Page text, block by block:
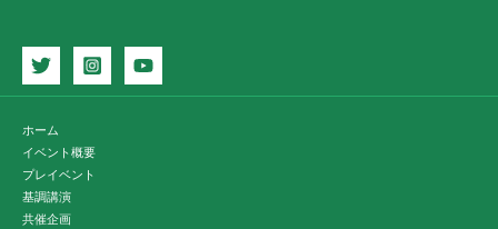
ホーム
イベント概要
プレイベント
基調講演
共催企画